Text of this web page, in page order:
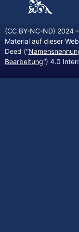
(CC BY-NC-ND) 2024
Material auf dieser
Deed (“
Bearbeitung“) 4.0